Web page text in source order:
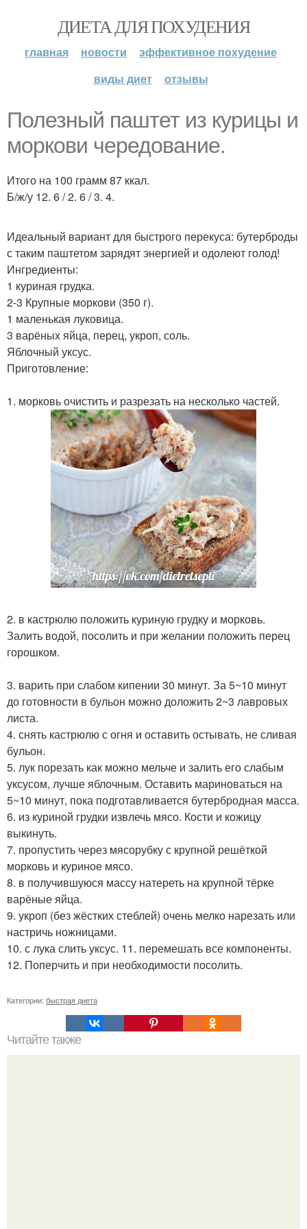
ДИЕТА ДЛЯ ПОХУДЕНИЯ
главная новости
эффективное похудение
виды диет
отзывы
Полезный паштет из курицы и
моркови чередование.
Итого на 100 грамм 87 ккал.
Б/ж/у 12. 6 / 2. 6 / 3. 4.
Идеальный вариант для быстрого перекуса: бутерброды
с таким паштетом зарядят энергией и одолеют голод!
Ингредиенты:
1 куриная грудка.
2-3 Крупные моркови (350 г).
1 маленькая луковица.
3 варёных яйца, перец, укроп, соль.
Яблочный уксус.
Приготовление:
1. морковь очистить и разрезать на несколько частей.
2. в кастрюлю положить куриную грудку и морковь.
Залить водой, посолить и при желании положить перец
горошком.
3. варить при слабом кипении 30 минут. За 5~10 минут
до готовности в бульон можно доложить 2~3 лавровых
листа.
4. снять кастрюлю с огня и оставить остывать, не сливая
бульон.
5. лук порезать как можно мельче и залить его слабым
уксусом, лучше яблочным. Оставить мариноваться на
5~10 минут, пока подготавливается бутербродная масса.
6. из куриной грудки извлечь мясо. Кости и кожицу
выкинуть.
7. пропустить через мясорубку с крупной решёткой
морковь и куриное мясо.
8. в получившуюся массу натереть на крупной тёрке
варёные яйца.
9. укроп (без жёстких стеблей) очень мелко нарезать или
настричь ножницами.
10. с лука слить уксус. 11. перемешать все компоненты.
12. Поперчить и при необходимости посолить.
Категории: быстрая диета
Читайте также